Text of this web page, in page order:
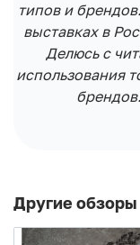
типов и
выставках в
Делюсь с
использования
Другие обзоры